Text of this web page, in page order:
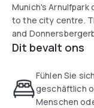
Munich's
to the city centre.
and
providing
All air-conditioned
with complimentary
Dit bevalt ons
Fühlen Sie
geschäftlich
Menschen